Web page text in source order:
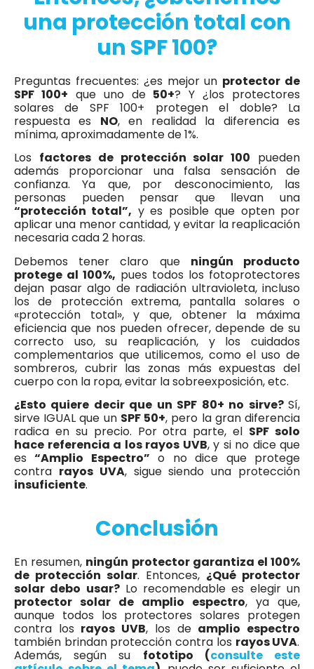
una protección total con
un SPF 100?
Preguntas frecuentes: ¿es mejor un protector de
SPF 100+ que uno de 50+? Y ¿los protectores
solares de SPF 100+ protegen el doble? La
respuesta es NO, en realidad la diferencia es
mínima, aproximadamente de 1%.
Los factores de protección solar 100 pueden
además proporcionar una falsa sensación de
confianza. Ya que, por desconocimiento, las
personas pueden pensar que llevan una
“protección total”, y es posible que opten por
aplicar una menor cantidad, y evitar la reaplicación
necesaria cada 2 horas.
Debemos tener claro que ningún producto
protege al 100%, pues todos los fotoprotectores
dejan pasar algo de radiación ultravioleta, incluso
los de protección extrema, pantalla solares o
«protección total», y que, obtener la máxima
eficiencia que nos pueden ofrecer, depende de su
correcto uso, su reaplicación, y los cuidados
complementarios que utilicemos, como el uso de
sombreros, cubrir las zonas más expuestas del
cuerpo con la ropa, evitar la sobreexposición, etc.
¿Esto quiere decir que un SPF 80+ no sirve? Sí,
sirve IGUAL que un SPF 50+, pero la gran diferencia
radica en su precio. Por otra parte, el SPF solo
hace referencia a los rayos UVB, y si no dice que
es“Amplio Espectro” o no dice que protege
contra rayos UVA, sigue siendo una protección
insuficiente.
Conclusión
En resumen, ningún protector garantiza el 100%
de protección solar. Entonces, ¿Qué protector
solar debo usar?Lo recomendable es elegir un
protector solar de amplio espectro, ya que,
aunque todos los protectores solares protegen
contra los rayos UVB, los de amplio espectro
también brindan protección contra los rayos UVA.
Además, según su fototipo (consulte este